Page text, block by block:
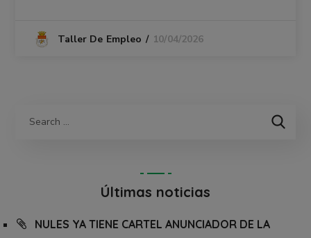
Taller De Empleo 10/04/2026
Últimas noticias
NULES YA TIENE CARTEL ANUNCIADOR DE LA